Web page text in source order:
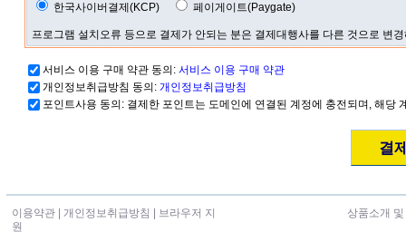
한국사이버결제(KCP) 페이게이트(Paygate)
프로그램 설치오류 등으로 결제가 안되는 분은 결제대행사를 다른 것으로 변
서비스 이용 구매 약관 동의: 서비스 이용 구매 약관
개인정보취급방침 동의: 개인정보취급방침
포인트사용 동의: 결제한 포인트는 도메인에 연결된 계정에 충전되며, 해당
이용약관 개인정보취급방침
브라우저 지
원
상품소개